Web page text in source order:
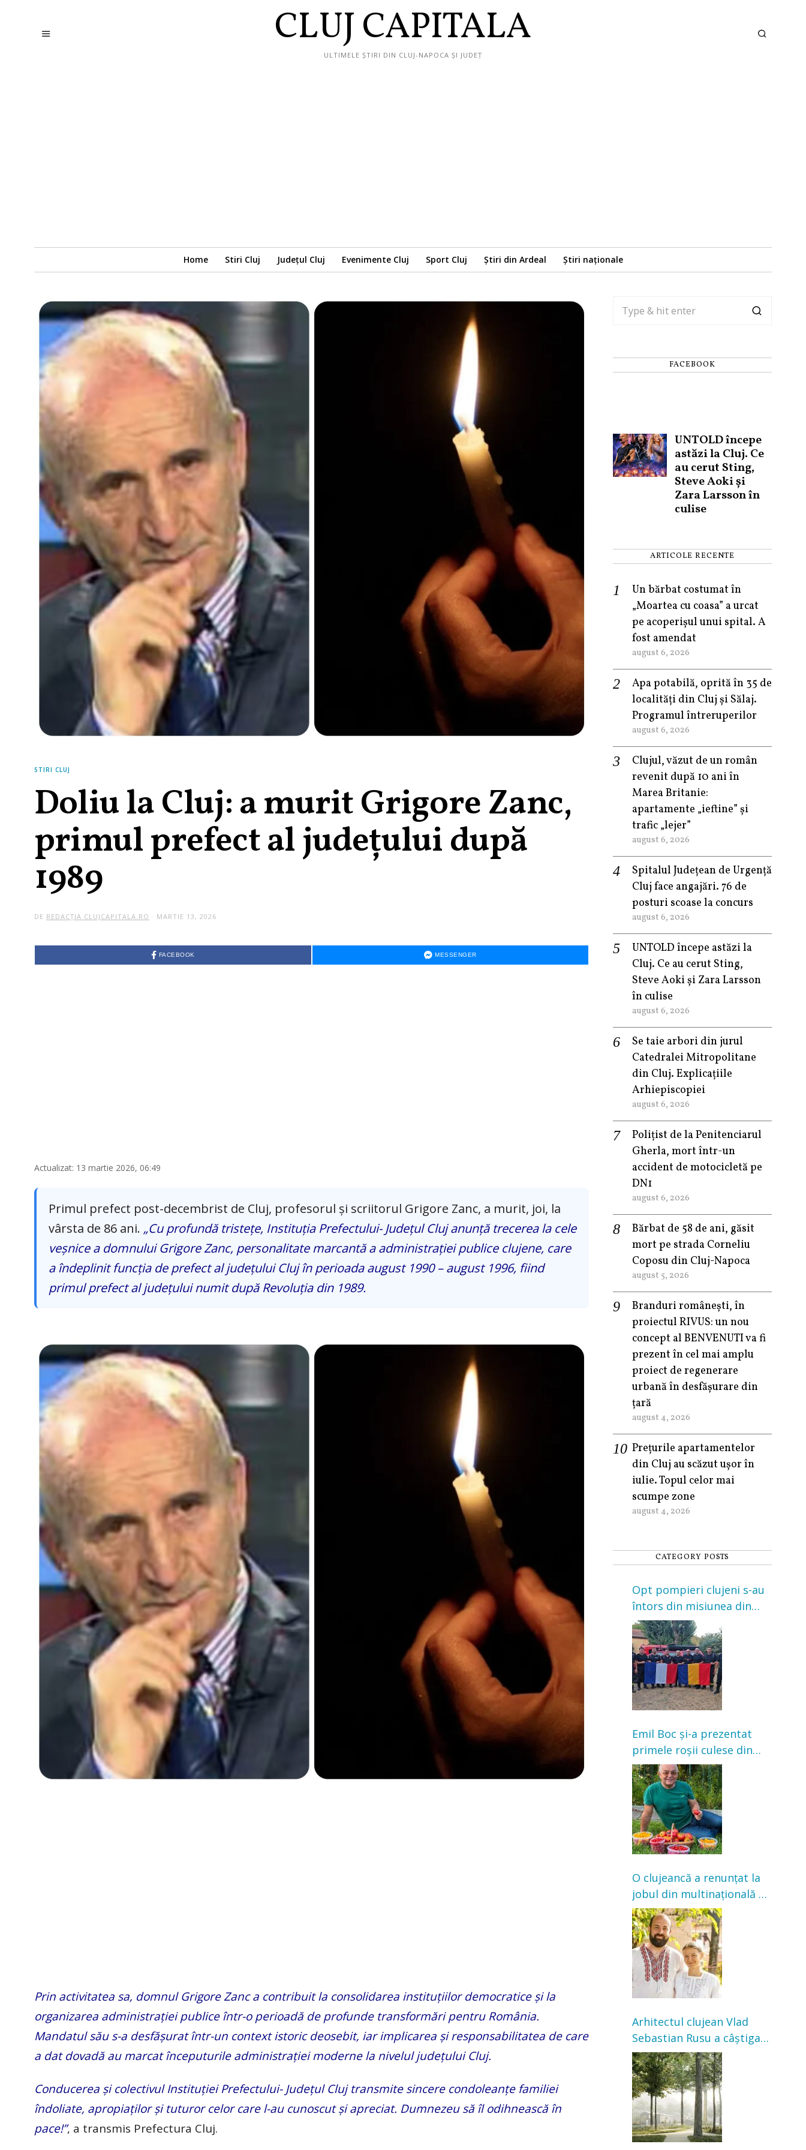
CLUJ CAPITALA
ULTIMELE ȘTIRI DIN CLUJ-NAPOCA ȘI JUDEȚ
Home Stiri Cluj Județul Cluj Evenimente Cluj Sport Cluj Știri din Ardeal Știri naționale
STIRI CLUJ
Doliu la Cluj: a murit Grigore Zanc,
primul prefect al județului după
1989
DE REDACȚIA CLUJCAPITALA.RO MARTIE 13, 2026
T
FACEBOOK MESSENGER
Actualizat: 13 martie 2026, 06:49
Primul prefect post-decembrist de Cluj, profesorul și scriitorul Grigore Zanc, a murit, joi, la
vârsta de 86 ani. „Cu profundă tristețe, Instituția Prefectului- Județul Cluj anunță trecerea la cele
veșnice a domnului Grigore Zanc, personalitate marcantă a administrației publice clujene, care
a îndeplinit funcția de prefect al județului Cluj în perioada august 1990 – august 1996, fiind
primul prefect al județului numit după Revoluția din 1989.
Prin activitatea sa, domnul Grigore Zanc a contribuit la consolidarea instituțiilor democratice și la
organizarea administrației publice într-o perioadă de profunde transformări pentru România.
Mandatul său s-a desfășurat într-un context istoric deosebit, iar implicarea și responsabilitatea de care
a dat dovadă au marcat începuturile administrației moderne la nivelul județului Cluj.
Conducerea și colectivul Instituției Prefectului- Județul Cluj transmite sincere condoleanțe familiei
îndoliate, apropiaților și tuturor celor care l-au cunoscut și apreciat. Dumnezeu să îl odihnească în
pace!”, a transmis Prefectura Cluj.
FACEBOOK
UNTOLD începe
astăzi la Cluj. Ce
au cerut Sting,
Steve Aoki și
Zara Larsson în
culise
ARTICOLE RECENTE
Un bărbat costumat în
„Moartea cu coasa” a urcat
pe acoperișul unui spital. A
fost amendat
august 6, 2026
Apa potabilă, oprită în 35 de
localități din Cluj și Sălaj.
Programul întreruperilor
august 6, 2026
Clujul, văzut de un român
revenit după 10 ani în
Marea Britanie:
apartamente „ieftine” și
trafic „lejer”
august 6, 2026
Spitalul Județean de Urgență
Cluj face angajări. 76 de
posturi scoase la concurs
august 6, 2026
UNTOLD începe astăzi la
Cluj. Ce au cerut Sting,
Steve Aoki și Zara Larsson
în culise
august 6, 2026
Se taie arbori din jurul
Catedralei Mitropolitane
din Cluj. Explicațiile
Arhiepiscopiei
august 6, 2026
Polițist de la Penitenciarul
Gherla, mort într-un
accident de motocicletă pe
DN1
august 6, 2026
Bărbat de 58 de ani, găsit
mort pe strada Corneliu
Coposu din Cluj-Napoca
august 5, 2026
Branduri românești, în
proiectul RIVUS: un nou
concept al BENVENUTI va fi
prezent în cel mai amplu
proiect de regenerare
urbană în desfășurare din
țară
august 4, 2026
Prețurile apartamentelor
din Cluj au scăzut ușor în
iulie. Topul celor mai
scumpe zone
august 4, 2026
CATEGORY POSTS
Opt pompieri clujeni s-au
întors din misiunea din
Franța. Au intervenit la
incendii de vegetație și
pădure
Emil Boc și-a prezentat
primele roșii culese din
grădină: „Niciun magazin
nu poate oferi această
satisfacție”
O clujeancă a renunțat la
jobul din multinațională și
s-a mutat la țară. Acum
cultivă legume în grădina
bunicilor
Arhitectul clujean Vlad
Sebastian Rusu a câștigat
concursul pentru
transformarea Grădinii
Casei Universitarilor